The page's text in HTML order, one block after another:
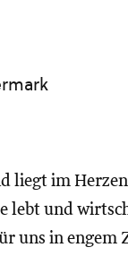
liegt im
lebt und
uns in engem